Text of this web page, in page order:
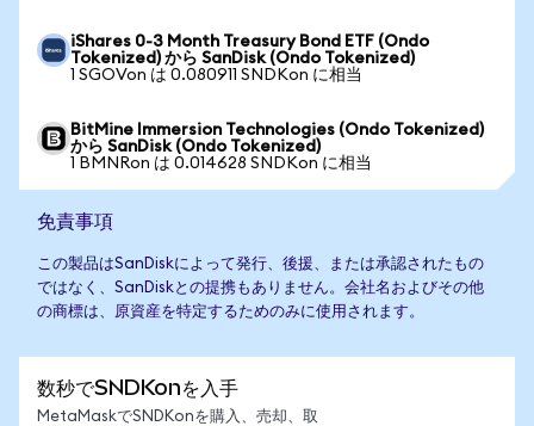
iShares 0-3 Month Treasury Bond ETF (Ondo
Tokenized) から SanDisk (Ondo Tokenized)
1 SGOVon は 0.080911 SNDKon に相当
BitMine Immersion Technologies (Ondo Tokenized)
から SanDisk (Ondo Tokenized)
1 BMNRon は 0.014628 SNDKon に相当
免責事項
この製品はSanDiskによって発行、後援、または承認されたもの
ではなく、SanDiskとの提携もありません。会社名およびその他
の商標は、原資産を特定するためのみに使用されます。
数秒でSNDKonを入手
MetaMaskでSNDKonを購入、売却、取